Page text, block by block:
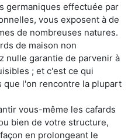
germaniques effectuée par
vous exposent à de
de nombreuses natures.
de maison non
nulle garantie de parvenir à
; et c'est ce qui
que l'on rencontre la plupart
vous-même les cafards
bien de votre structure,
en prolongeant le